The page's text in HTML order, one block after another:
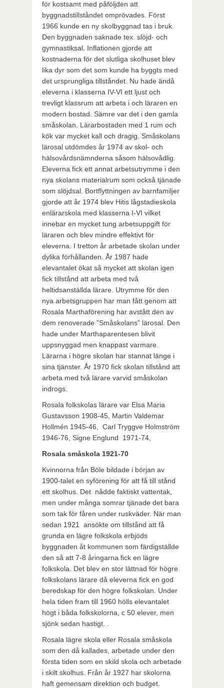
för kostsamt med påföljden att
byggnadstillståndet omprövades. Först
1966 kunde en ny skolbyggnad tas i bruk.
Den byggnaden saknade tex. slöjd- och
gymnastiksal. Inflationen gjorde att
kostnaderna för det slutliga skolhuset blev
lika dyr som det som kunde ha byggts med
det ursprungliga tillståndet. Nu hade ändå
eleverna i klasserna IV-VI ett ljust och
trevligt klassrum att arbeta i och läraren en
modern bostad. Sämre var det i den gamla
småskolan. Lärarbostaden med 1 rum och
kök var mycket kall och dragig. Småskolans
lärosal utdömdes år 1974 av skol- och
hälsovårdsnämnderna såsom hälsovådlig.
Eleverna fick ett annat arbetsutrymme i den
nya skolans materialrum som också tjänade
som slöjdsal. Bortflyttningen av barnfamiljer
gjorde att år 1974 blev Hitis lågstadieskola
enlärarskola med klasserna I-VI vilket
innebar en mycket tung arbetsuppgift för
läraren och blev mindre effektivt för
eleverna. I tretton år arbetade skolan under
dylika förhållanden. År 1987 hade
elevantalet ökat så mycket att skolan igen
fick tillstånd att arbeta med två
heltidsanställda lärare. Utrymme för den
nya arbetsgruppen har man fått genom att
Rosala Marthaförening har avstått den av
dem renoverade ”Småskolans” lärosal. Den
hade under Marthaparentesen blivit
uppsnyggad men knappast varmare.
Lärarna i högre skolan har stannat länge i
sina tjänster. År 1970 fick skolan tillstånd att
arbeta med två lärare varvid småskolan
indrogs.
Rosala folkskolas lärare var Elsa Maria
Gustavsson 1908-45, Martin Valdemar
Hollmén 1945-46, Carl Tryggve Holmström
1946-76, Signe Englund 1971-74,
Rosala småskola 1921-70
Kvinnorna från Böle bildade i början av
1900-talet en syförening för att få till stånd
ett skolhus. Det nådde faktiskt vattentak,
men under många somrar tjänade det bara
som tak för fåren under ruskväder. När man
sedan 1921 ansökte om tillstånd att få
grunda en lägre folkskola erbjöds
byggnaden åt kommunen som färdigställde
den så att 7-8 åringarna fick en lägre
folkskola. Det blev en stor lättnad för högre
folkskolans lärare då eleverna fick en god
beredskap för den högre folkskolan. Under
hela tiden fram till 1960 hölls elevantalet
högt i båda folkskolorna, c 50 elever, men
sjönk sedan hastigt. .
Rosala lägre skola eller Rosala småskola
som den då kallades, arbetade under den
första tiden som en skild skola och arbetade
i skilt skolhus. Från år 1927 har skolorna
haft gemensam direktion och budget.